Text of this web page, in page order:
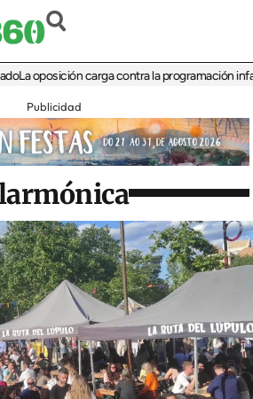
carga contra la programación infantil
Publicidad